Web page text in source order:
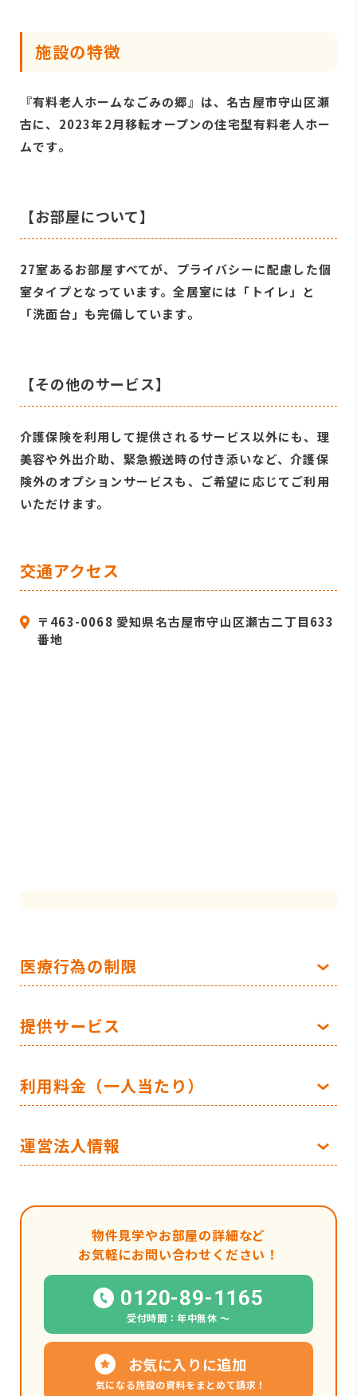
施設の特徴
『有料老人ホームなごみの郷』は、名古屋市守山区瀬
古に、2023年2月移転オープンの住宅型有料老人ホー
ムです。
【お部屋について】
27室あるお部屋すべてが、プライバシーに配慮した個
室タイプとなっています。全居室には「トイレ」と
「洗面台」も完備しています。
【その他のサービス】
介護保険を利用して提供されるサービス以外にも、理
美容や外出介助、緊急搬送時の付き添いなど、介護保
険外のオプションサービスも、ご希望に応じてご利用
いただけます。
交通アクセス
〒463-0068 愛知県名古屋市守山区瀬古二丁目633
番地
医療行為の制限
提供サービス
利用料金（一人当たり）
運営法人情報
物件見学やお部屋の詳細など
お気軽にお問い合わせください！
0120-89-1165
受付時間：年中無休 〜
お気に入りに追加
気になる施設の資料をまとめて請求！